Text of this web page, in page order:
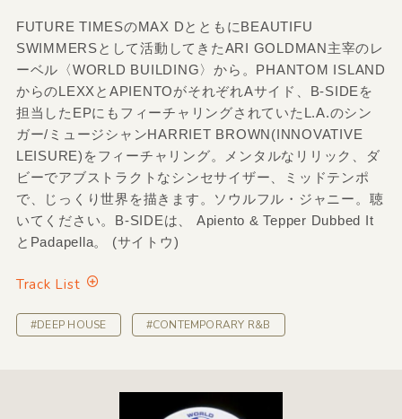
FUTURE TIMESのMAX DとともにBEAUTIFU
SWIMMERSとして活動してきたARI GOLDMAN主宰のレ
ーベル〈WORLD BUILDING〉から。PHANTOM ISLAND
からのLEXXとAPIENTOがそれぞれAサイド、B-SIDEを
担当したEPにもフィーチャリングされていたL.A.のシン
ガー/ミュージシャンHARRIET BROWN(INNOVATIVE
LEISURE)をフィーチャリング。メンタルなリリック、ダ
ビーでアブストラクトなシンセサイザー、ミッドテンポ
で、じっくり世界を描きます。ソウルフル・ジャニー。聴
いてください。B-SIDEは、 Apiento & Tepper Dubbed It
とPadapella。 (サイトウ)
Track List
#DEEP HOUSE #CONTEMPORARY R&B